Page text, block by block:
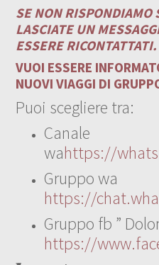
SE NON RISPONDIAMO
LASCIATE UN
ESSERE RICONTATTATI.
VUOI ESSERE
NUOVI VIAGGI DI
Puoi scegliere tra:
Canale
wahttps://
Gruppo wa
https://
Gruppo fb ”
https://